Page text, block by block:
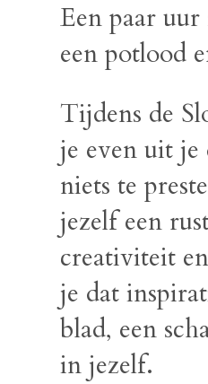
Een paar uur
een potlood
Tijdens de
je even uit je
niets te
jezelf een
creativiteit
je dat
blad, een
in jezelf.